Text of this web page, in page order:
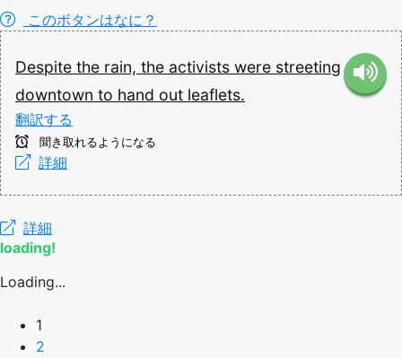
このボタンはなに？
Despite the rain, the activists were streeting
downtown to hand out leaflets.
翻訳する
聞き取れるようになる
詳細
詳細
loading!
Loading...
1
2